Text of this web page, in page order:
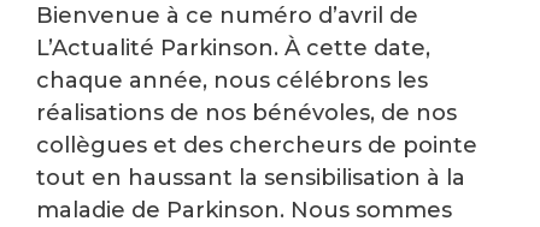
Bienvenue à ce numéro d’avril de
L’Actualité Parkinson. À cette date,
chaque année, nous célébrons les
réalisations de nos bénévoles, de nos
collègues et des chercheurs de pointe
tout en haussant la sensibilisation à la
maladie de Parkinson. Nous sommes